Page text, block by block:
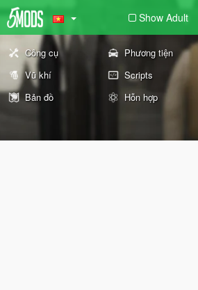
Show Adult
Công cụ Phương tiện
Vũ khí
Scripts
Bản đồ
Hỗn hợp